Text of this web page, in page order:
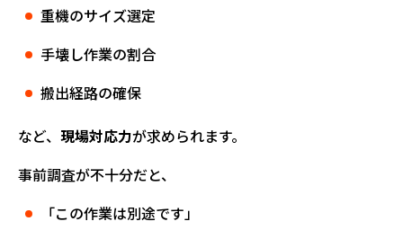
重機のサイズ選定
手壊し作業の割合
搬出経路の確保
など、 現場対応力が求められます。
事前調査が不十分だと、
「この作業は別途です」